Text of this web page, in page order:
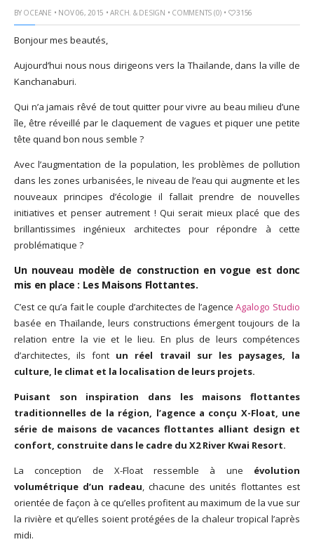
God It’s Friday | Irish Call
anniversaire Lara Croft !
Mar 10, 2017 |TGIF – Thank
God It’s Friday | Journée de
Mar 06, 2017 |No Money
Kids s’offre un clip très
esthétique pour leur
nouveau single
Mar 02, 2017 |Sacré nom
d’une pipe !
BY OCEANE • NOV 06, 2015 •ARCH. & DESIGN • COMMENTS (0) • 3156
Bonjour mes beautés,
Aujourd’hui nous nous dirigeons vers la Thaïlande, dans la ville de
Kanchanaburi.
Qui n’a jamais rêvé de tout quitter pour vivre au beau milieu d’une
île, être réveillé par le claquement de vagues et piquer une petite
tête quand bon nous semble ?
Avec l’augmentation de la population, les problèmes de pollution
dans les zones urbanisées, le niveau de l’eau qui augmente et les
nouveaux principes d’écologie il fallait prendre de nouvelles
initiatives et penser autrement ! Qui serait mieux placé que des
brillantissimes ingénieux architectes pour répondre à cette
problématique ?
Un nouveau modèle de construction en vogue est donc
mis en place : Les Maisons Flottantes.
C’est ce qu’a fait le couple d’architectes de l’agenceAgalogo Studio
basée en Thaïlande, leurs constructions émergent toujours de la
relation entre la vie et le lieu. En plus de leurs compétences
d’architectes, ils font un réel travail sur les paysages, la
culture, le climat et la localisation de leurs projets.
Puisant son inspiration dans les maisons flottantes
traditionnelles de la région, l’agence a conçu X-Float, une
série de maisons de vacances flottantes alliant design et
confort, construite dans le cadre du X2 River Kwai Resort.
La conception de X-Float ressemble à une évolution
volumétrique d’un radeau, chacune des unités flottantes est
orientée de façon à ce qu’elles profitent au maximum de la vue sur
la rivière et qu’elles soient protégées de la chaleur tropical l’après
midi.